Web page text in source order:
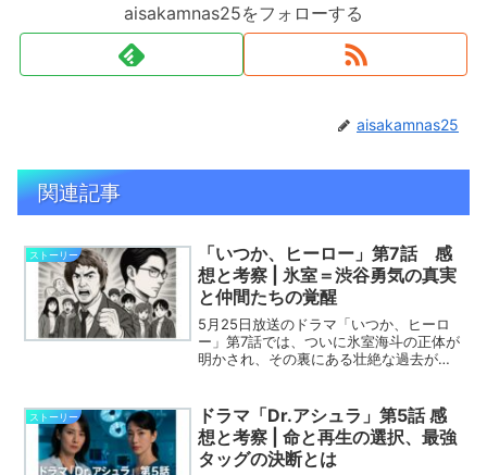
aisakamnas25をフォローする
aisakamnas25
関連記事
ストーリー
「いつか、ヒーロー」第7話 感
想と考察 | 氷室＝渋谷勇気の真実
と仲間たちの覚醒
5月25日放送のドラマ「いつか、ヒーロ
ー」第7話では、ついに氷室海斗の正体が
明かされ、その裏にある壮絶な過去が描
義”に基づいて動き出す姿は胸を打ちま
す。今回は、第7話の重...
ストーリー
ドラマ「Dr.アシュラ」第5話 感
想と考察 | 命と再生の選択、最強
タッグの決断とは